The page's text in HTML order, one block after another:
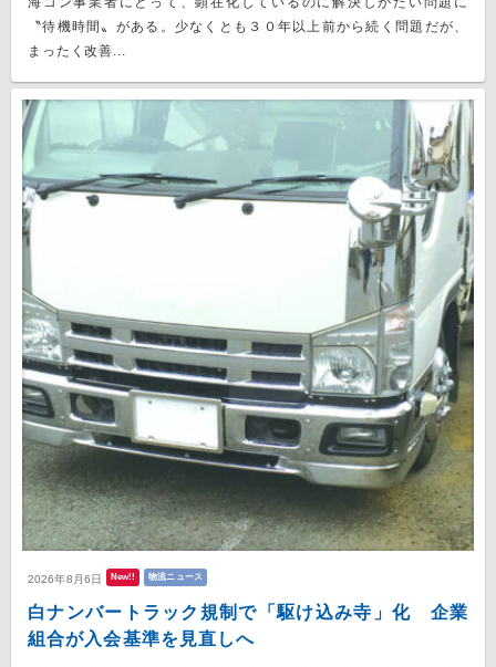
〝待機時間〟がある。少なくとも３０年以上前から続く問題だが、
まったく改善...
2026年8月6日 New!! 物流ニュース
白ナンバートラック規制で「駆け込み寺」化 企業
組合が入会基準を見直しへ